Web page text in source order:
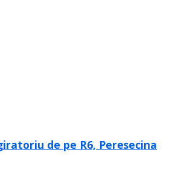
de pe R6, Peresecina